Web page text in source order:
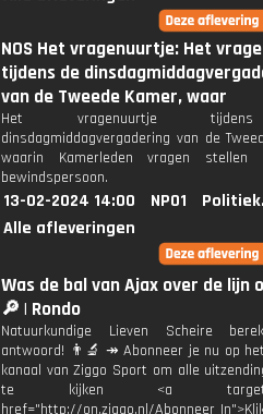
NOS Het vragenuurtje: Het
tijdens de
van de Tweede Kamer, waar
Het vragenuurtje
dinsdagmiddagvergadering van de
waarin Kamerleden vragen stellen
bewindspersoon.
13-02-2024 14:00 NPO1
Alle afleveringen
Was de bal van Ajax over de lijn
🔎 | Rondo
Natuurkundige Lieven Scheire
antwoord! 👨‍🔬 ↠ Abonneer je nu op
kanaal van Ziggo Sport om alle
te kijken <a
href="http://on.ziggo.nl/Abonneer